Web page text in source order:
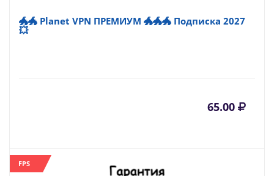
🐲🐲 Planet VPN ПРЕМИУМ 🐲🐲🐲 Подписка 2027
💥
65.00
FPS